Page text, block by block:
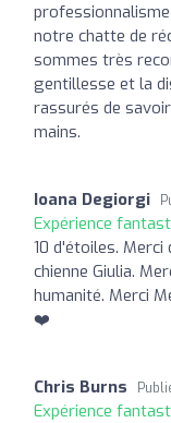
notre chatte de
sommes très
gentillesse et la
rassurés de
mains.
Ioana Degiorgi
Expérience
10 d'étoiles.
chienne Giulia.
humanité. Merci
❤️
Chris Burns
Expérience